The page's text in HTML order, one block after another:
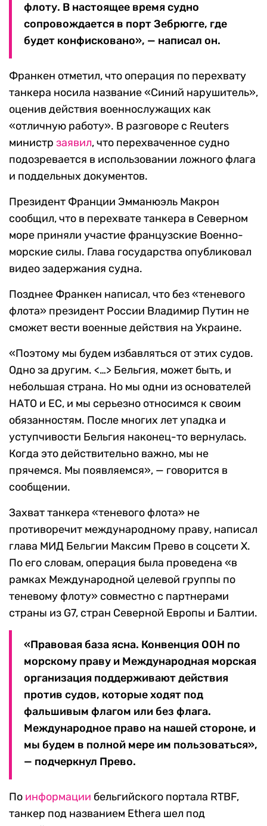
флоту. В настоящее время судно
сопровождается в порт Зебрюгге, где
будет конфисковано», — написал он.
Франкен отметил, что операция по перехвату
танкера носила название «Синий нарушитель»,
оценив действия военнослужащих как
«отличную работу». В разговоре с Reuters
министр заявил, что перехваченное судно
подозревается в использовании ложного флага
и поддельных документов.
Президент Франции Эмманюэль Макрон
сообщил, что в перехвате танкера в Северном
море приняли участие французские Военно-
морские силы. Глава государства опубликовал
видео задержания судна.
Позднее Франкен написал, что без «теневого
флота» президент России Владимир Путин не
сможет вести военные действия на Украине.
«Поэтому мы будем избавляться от этих судов.
Одно за другим. <…> Бельгия, может быть, и
небольшая страна. Но мы одни из основателей
НАТО и ЕС, и мы серьезно относимся к своим
обязанностям. После многих лет упадка и
уступчивости Бельгия наконец-то вернулась.
Когда это действительно важно, мы не
прячемся. Мы появляемся», — говорится в
сообщении.
Захват танкера «теневого флота» не
противоречит международному праву, написал
глава МИД Бельгии Максим Прево в соцсети X.
По его словам, операция была проведена «в
рамках Международной целевой группы по
теневому флоту» совместно с партнерами
страны из G7, стран Северной Европы и Балтии.
«Правовая база ясна. Конвенция ООН по
морскому праву и Международная морская
организация поддерживают действия
против судов, которые ходят под
фальшивым флагом или без флага.
Международное право на нашей стороне, и
мы будем в полной мере им пользоваться»,
— подчеркнул Прево.
По информации бельгийского портала RTBF,
танкер под названием Ethera шел под